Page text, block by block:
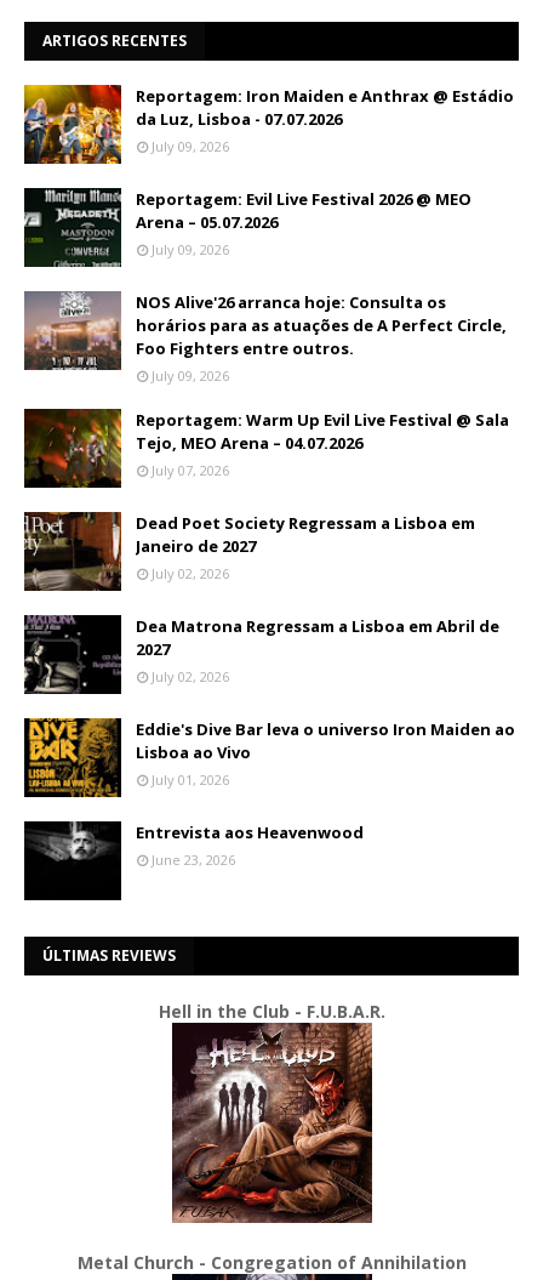
ARTIGOS RECENTES
Reportagem: Iron Maiden e Anthrax @ Estádio
da Luz, Lisboa - 07.07.2026
July 09, 2026
Reportagem: Evil Live Festival 2026 @ MEO
Arena – 05.07.2026
July 09, 2026
NOS Alive'26 arranca hoje: Consulta os
horários para as atuações de A Perfect Circle,
Foo Fighters entre outros.
July 09, 2026
Reportagem: Warm Up Evil Live Festival @ Sala
Tejo, MEO Arena – 04.07.2026
July 07, 2026
Dead Poet Society Regressam a Lisboa em
Janeiro de 2027
July 02, 2026
Dea Matrona Regressam a Lisboa em Abril de
2027
July 02, 2026
Eddie's Dive Bar leva o universo Iron Maiden ao
Lisboa ao Vivo
July 01, 2026
Entrevista aos Heavenwood
June 23, 2026
ÚLTIMAS REVIEWS
Hell in the Club - F.U.B.A.R.
Metal Church - Congregation of Annihilation